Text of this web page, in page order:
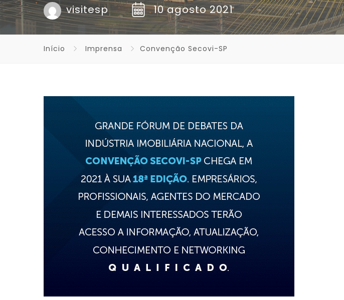
visitesp 10 agosto 2021
Início Imprensa Convenção Secovi-SP